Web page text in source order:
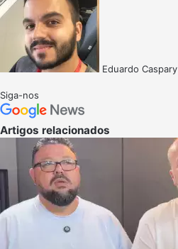
Eduardo Caspary
Siga-nos
Artigos relacionados